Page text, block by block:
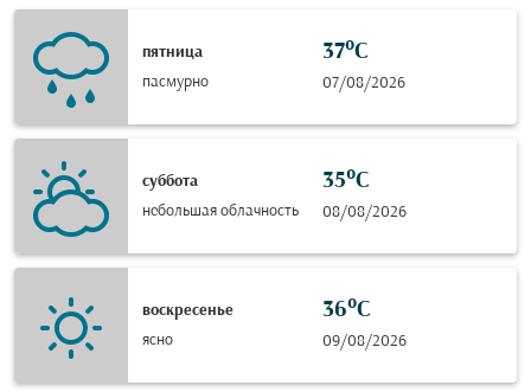
пятница
пасмурно
37°C
07/08/2026
суббота
небольшая облачность
35°C
08/08/2026
воскресенье
ясно
36°C
09/08/2026